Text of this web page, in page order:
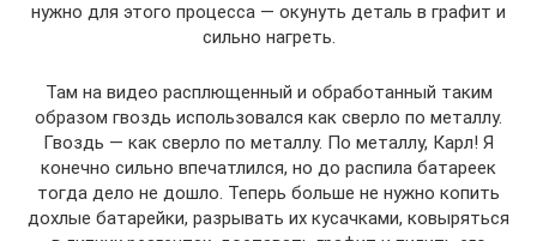
нужно для этого процесса — окунуть деталь в графит и
сильно нагреть.
Там на видео расплющенный и обработанный таким
образом гвоздь использовался как сверло по металлу.
Гвоздь — как сверло по металлу. По металлу, Карл! Я
конечно сильно впечатлился, но до распила батареек
тогда дело не дошло. Теперь больше не нужно копить
дохлые батарейки, разрывать их кусачками, ковыряться